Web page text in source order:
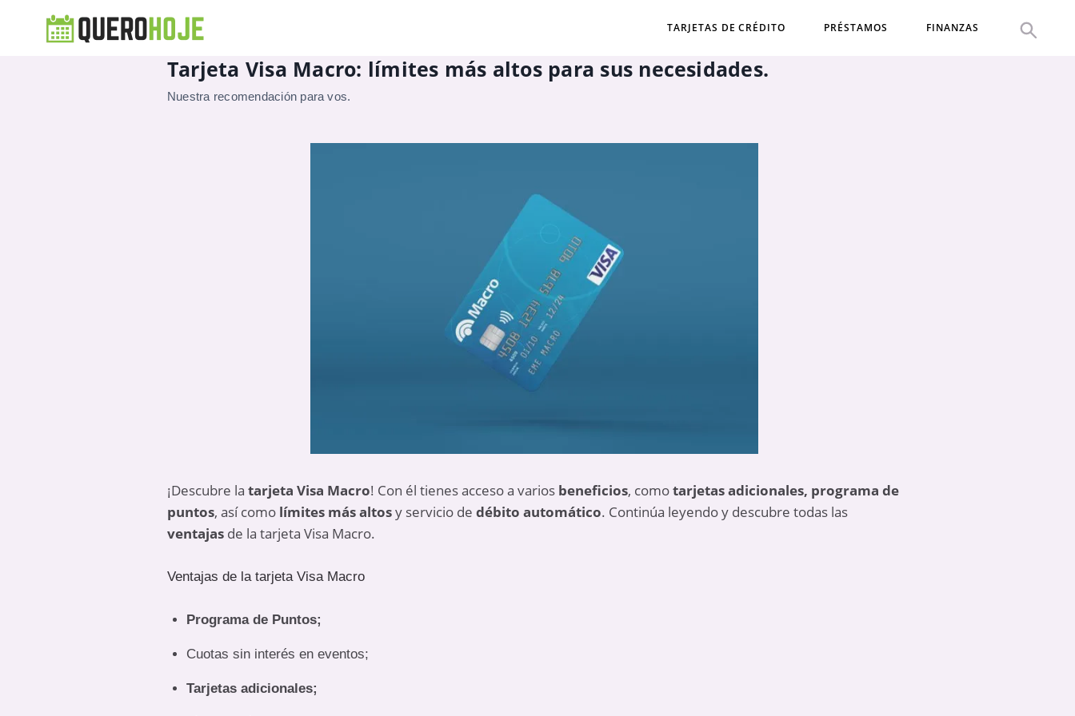
TARJETAS DE CRÉDITO PRÉSTAMOS FINANZAS
Tarjeta Visa Macro: límites más altos para sus necesidades.
Nuestra recomendación para vos.
¡Descubre la tarjeta Visa Macro! Con él tienes acceso a varios beneficios, comotarjetas adicionales, programa de
puntos, así como límites más altosy servicio de débito automático. Continúa leyendo y descubre todas las
ventajas de la tarjeta Visa Macro.
Ventajas de la tarjeta Visa Macro
Programa de Puntos;
Cuotas sin interés en eventos;
Tarjetas adicionales;